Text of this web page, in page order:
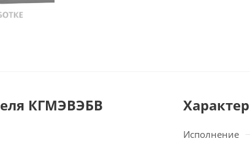
КГМЭВЭБВ
Исполнение